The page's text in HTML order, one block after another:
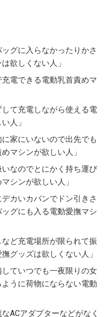
ッグに入らなかったりかさ
欲しくない人」
充電できる電動乳首責めマ
して充電しながら使える電
人」
に家にいないので出先でも
マシンが欲しい人」
いなのでとにかく持ち運び
シンが欲しい人」
デカいカバンでドン引きさ
グにも入る電動愛撫マシ
など充電場所が限られて振
グッズは欲しくない人」
していつでも一夜限りの女
うに荷物にならない電動
ACアダプターなどがなく